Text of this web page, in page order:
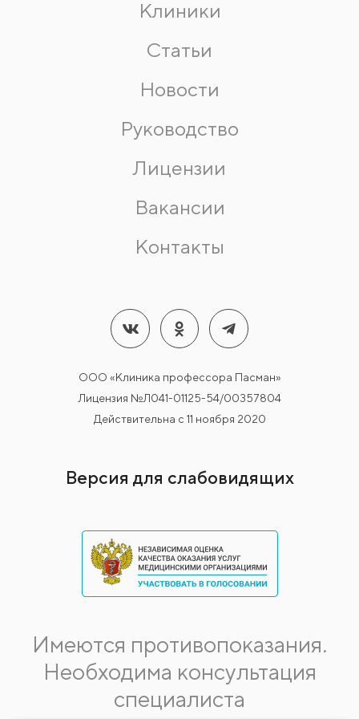
Клиники
Статьи
Новости
Руководство
Лицензии
Вакансии
Контакты
ООО «Клиника профессора Пасман»
Лицензия №Л041-01125-54/00357804
Действительна с 11 ноября 2020
Версия для слабовидящих
Имеются противопоказания.
Необходима консультация
специалиста